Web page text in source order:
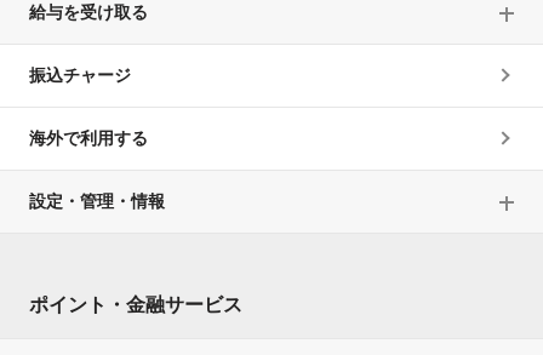
給与を受け取る
振込チャージ
海外で利用する
設定・管理・情報
ポイント・金融サービス